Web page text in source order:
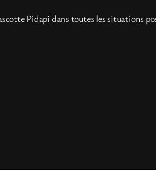
Pidapi dans toutes les situations